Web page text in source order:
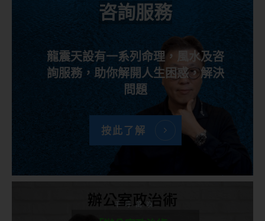
咨詢服務
龍震天設有一系列命理，風水及咨
詢服務，助你解開人生困惑，解決
問題
按此了解
千呼萬喚